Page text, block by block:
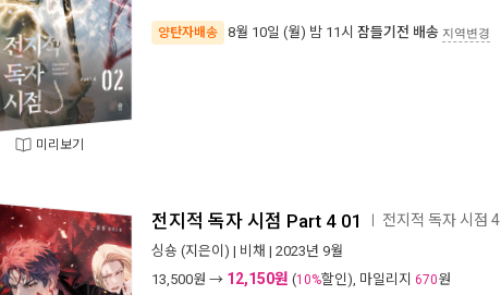
미리보기
양탄자배송 8월 10일 (월) 밤 11시 잠들기전 배송 지역변경
전지적 독자 시점 Part 4 01 전지적 독자 시점 4
싱숑 (지은이) | 비채 | 2023년 9월
13,500원 → 12,150원 (10%할인), 마일리지 670원